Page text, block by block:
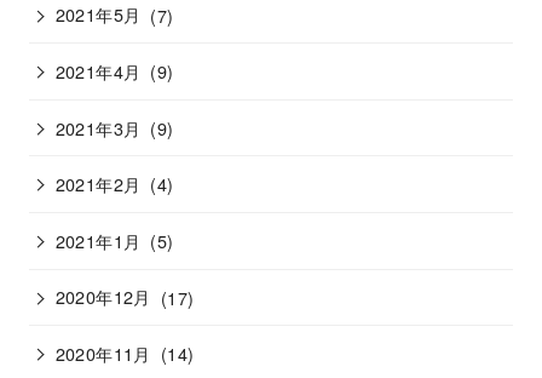
2021年5月 (7)
2021年4月 (9)
2021年3月 (9)
2021年2月 (4)
2021年1月 (5)
2020年12月 (17)
2020年11月 (14)